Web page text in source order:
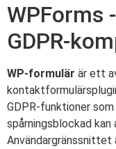
WPForms
GDPR-
WP-formulär är ett
GDPR-funktioner
spårningsblockad kan